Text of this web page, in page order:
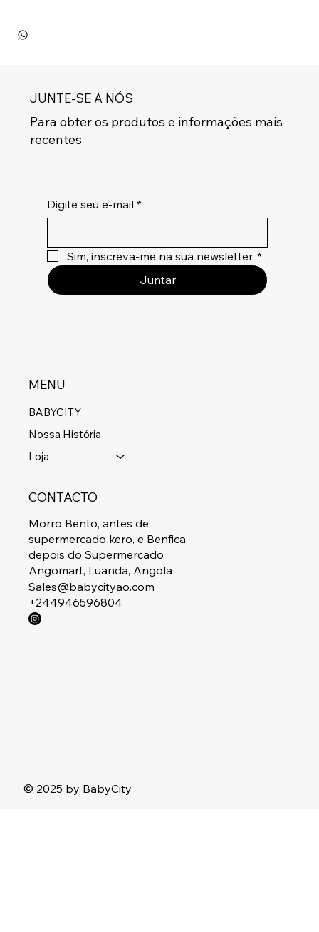
JUNTE-SE A NÓS
Para obter os produtos e informações mais
recentes
Digite seu e-mail *
Sim, inscreva-me na sua newsletter. *
Juntar
MENU
BABYCITY
Nossa História
Loja
CONTACTO
Morro Bento, antes de
supermercado kero, e Benfica
depois do Supermercado
Angomart, Luanda, Angola
Sales@babycityao.com
+244946596804
© 2025 by BabyCity